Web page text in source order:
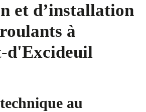
et d’installation
à
d'Excideuil
au